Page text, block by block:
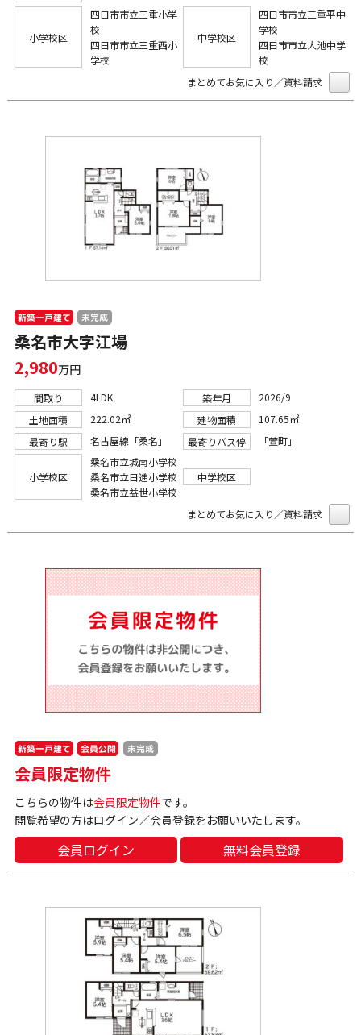
小学校区
四日市市立三重小学
校
四日市市立三重西小
学校
中学校区
四日市市立三重平中
学校
四日市市立大池中学
校
まとめてお気に入り／資料請求
新築一戸建て 未完成
桑名市大字江場
2,980万円
間取り 4LDK 築年月
2026/9
土地面積
222.02㎡ 建物面積
107.65㎡
最寄り駅
名古屋線「桑名」 最寄りバス停 「萱町」
小学校区
桑名市立城南小学校
桑名市立日進小学校
桑名市立益世小学校
中学校区
まとめてお気に入り／資料請求
新築一戸建て 会員公開 未完成
会員限定物件
こちらの物件は会員限定物件です。
閲覧希望の方はログイン／会員登録をお願いいたします。
会員ログイン 無料会員登録